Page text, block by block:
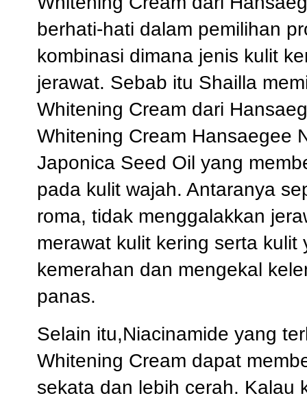
berhati-hati dalam pemilihan
kombinasi dimana jenis kulit
jerawat. Sebab itu Shailla
Whitening Cream dari
Whitening Cream Hansaegee
Japonica Seed Oil yang
pada kulit wajah. Antaranya
roma, tidak menggalakkan
merawat kulit kering serta
kemerahan dan mengekal
panas.
Selain itu,Niacinamide yang
Whitening Cream dapat
sekata dan lebih cerah. Kalau